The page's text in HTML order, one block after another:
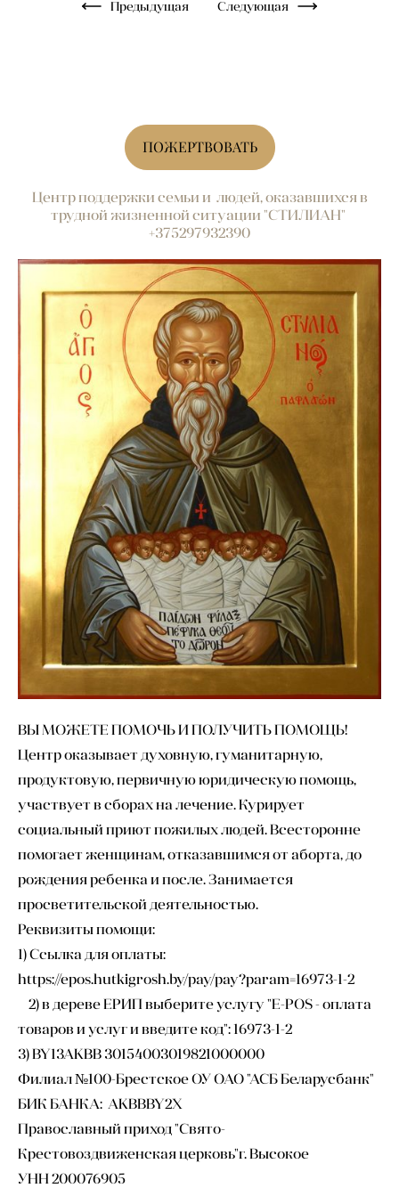
Предыдущая Следующая
ПОЖЕРТВОВАТЬ
Центр поддержки семьи и людей, оказавшихся в
трудной жизненной ситуации "СТИЛИАН"
+375297932390
ВЫ МОЖЕТЕ ПОМОЧЬ И ПОЛУЧИТЬ ПОМОЩЬ!
Центр оказывает духовную, гуманитарную,
продуктовую, первичную юридическую помощь,
участвует в сборах на лечение. Курирует
социальный приют пожилых людей. Всесторонне
помогает женщинам, отказавшимся от аборта, до
рождения ребенка и после. Занимается
просветительской деятельностью.
Реквизиты помощи:
1) Ссылка для оплаты:
https://epos.hutkigrosh.by/pay/pay?param=16973-1-2
2) в дереве ЕРИП выберите услугу "E-POS - оплата
товаров и услуг и введите код": 16973-1-2
3) BY13AKBB 30154003019821000000
Филиал №100-Брестское ОУ ОАО "АСБ Беларусбанк"
БИК БАНКА: AKBBBY2X
Православный приход "Свято-
Крестовоздвиженская церковь"г. Высокое
УНН 200076905